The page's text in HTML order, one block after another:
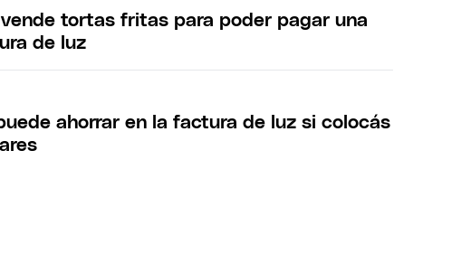
tortas fritas para poder pagar una
de luz
ahorrar en la factura de luz si colocás